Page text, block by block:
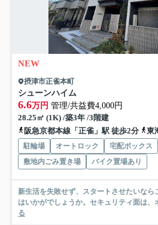
NEW
摂津市正雀本町
シューンハイム
6.6万円 管理/共益費4,000円
28.25㎡ (1K) /築3年 /3階建
阪急京都本線「正雀」駅 徒歩2分
東
駐輪場 オートロック 宅配ボックス
敷地内ごみ置き場
バイク置場あり
新生活を失敗せず、スタートさせたいなら
はいかがでしょうか。セキュリティ面は、
る